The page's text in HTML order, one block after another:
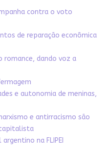
contra o voto
de reparação econômica
romance, dando voz a
e autonomia de meninas,
e antirracismo são
na FLIPEI